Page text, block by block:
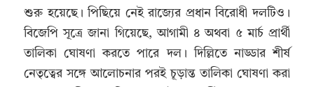
শুরু হয়েছে। পিছিয়ে নেই রাজ্যের প্রধান বিরোধী দলটিও।
বিজেপি সূত্রে জানা গিয়েছে, আগামী ৪ অথবা ৫ মার্চ প্রার্থী
তালিকা ঘোষণা করতে পারে দল। দিল্লিতে নাড্ডার শীর্ষ
নেতৃত্বের সঙ্গে আলোচনার পরই চূড়ান্ত তালিকা ঘোষণা করা